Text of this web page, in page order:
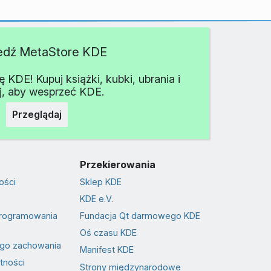
MetaStore KDE
KDE! Kupuj książki, kubki, ubrania i
aby wesprzeć KDE.
Przeglądaj
zachowania
Przekierowania
Sklep KDE
KDE e.V.
Fundacja Qt darmowego KDE
Oś czasu KDE
Manifest KDE
Strony międzynarodowe